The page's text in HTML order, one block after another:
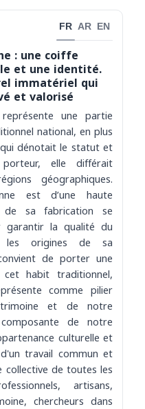
FR AR EN
: une coiffe
et une identité.
immatériel qui
et valorisé
une partie
national, en plus
dénotait le statut et
elle différait
géographiques.
est d’une haute
sa fabrication se
garantir la qualité du
origines de sa
de porter une
habit traditionnel,
comme pilier
et de notre
de notre
culturelle et
travail commun et
collective de toutes les
artisans,
chercheurs dans